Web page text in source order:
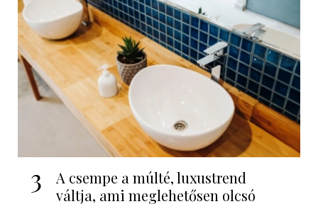
3
A csempe a múlté, luxustrend
váltja, ami meglehetősen olcsó